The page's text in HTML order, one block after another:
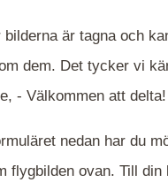
är tagna och
dem. Det tycker vi
- Välkommen att delta!
nedan har du
flygbilden ovan. Till din